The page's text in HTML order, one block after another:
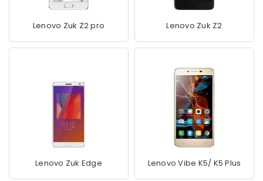
Lenovo Zuk Z2 pro Lenovo Zuk Z2
Lenovo Zuk Edge Lenovo Vibe K5/ K5 Plus